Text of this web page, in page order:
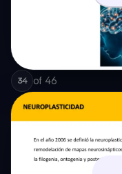
34 of 46